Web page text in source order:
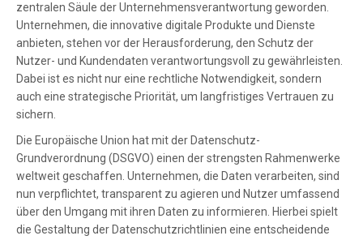
zentralen Säule der Unternehmensverantwortung geworden.
Unternehmen, die innovative digitale Produkte und Dienste
anbieten, stehen vor der Herausforderung, den Schutz der
Nutzer- und Kundendaten verantwortungsvoll zu gewährleisten.
Dabei ist es nicht nur eine rechtliche Notwendigkeit, sondern
auch eine strategische Priorität, um langfristiges Vertrauen zu
sichern.
Die Europäische Union hat mit der Datenschutz-
Grundverordnung (DSGVO) einen der strengsten Rahmenwerke
weltweit geschaffen. Unternehmen, die Daten verarbeiten, sind
nun verpflichtet, transparent zu agieren und Nutzer umfassend
über den Umgang mit ihren Daten zu informieren. Hierbei spielt
die Gestaltung der Datenschutzrichtlinien eine entscheidende